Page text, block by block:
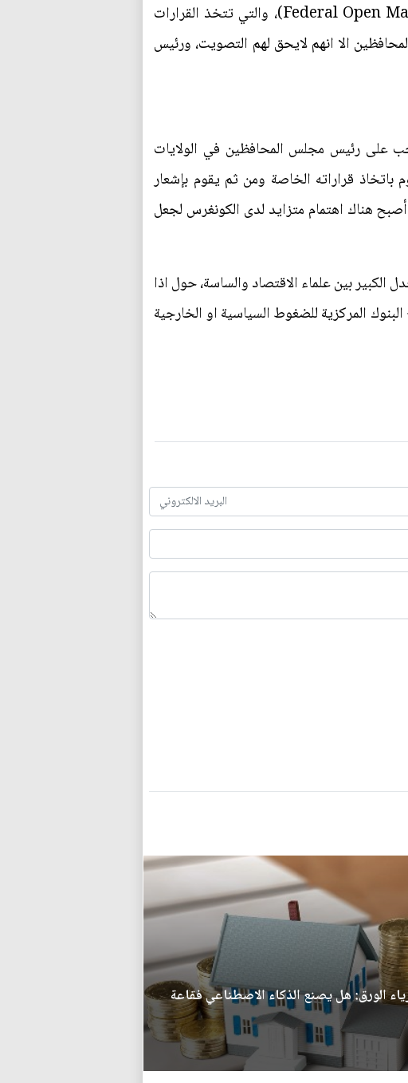
اما المجموعة الثانية فهي، لجنة السوق المفتوحة الفيدرالية Federal Open Market) Committee- (FOMC))، والتي تتخذ القرارات
الاعضاء السبعة لمجلس المحافظين الا انهم لايحق لهم التصويت، ورئيس
على رئيس مجلس المحافظين في الولايات
باتخاذ قراراته الخاصة ومن ثم يقوم بإشعار
بعد ذلك، وبعد تدخلات الاحتياطي الفيدرالي اثناء الازمة المالية الاخيرة عام 2008، أصبح هناك اهتمام متزايد لدى الكونغرس لجعل
الكبير بين علماء الاقتصاد والساسة، حول اذا
المركزية للضغوط السياسية او الخارجية
الورق: هل يصنع الذكاء الاصطناعي فقاعة